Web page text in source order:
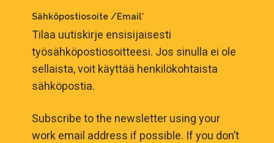
Sähköpostiosoite /Email*
Tilaa uutiskirje ensisijaisesti
työsähköpostiosoitteesi. Jos sinulla ei ole
sellaista, voit käyttää henkilökohtaista
sähköpostia.
Subscribe to the newsletter using your
work email address if possible. If you don’t